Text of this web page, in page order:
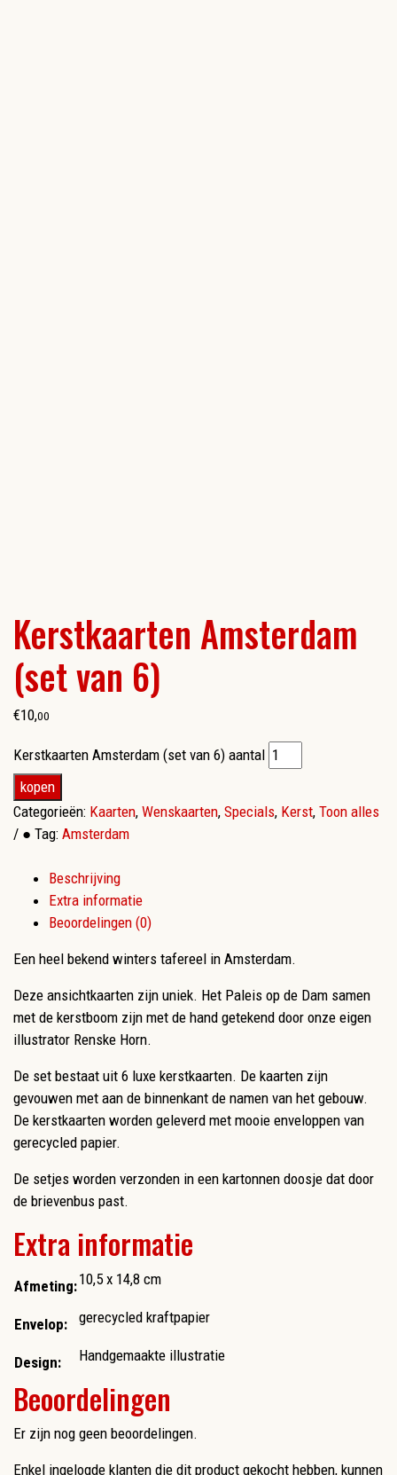
Kerstkaarten Amsterdam
(set van 6)
€10,00
Kerstkaarten Amsterdam (set van 6) aantal
kopen
Categorieën: Kaarten, Wenskaarten, Specials, Kerst, Toon alles
● Tag: Amsterdam
Beschrijving
Extra informatie
Beoordelingen (0)
Een heel bekend winters tafereel in Amsterdam.
Deze ansichtkaarten zijn uniek. Het Paleis op de Dam samen
met de kerstboom zijn met de hand getekend door onze eigen
illustrator Renske Horn.
De set bestaat uit 6 luxe kerstkaarten. De kaarten zijn
gevouwen met aan de binnenkant de namen van het gebouw.
De kerstkaarten worden geleverd met mooie enveloppen van
gerecycled papier.
De setjes worden verzonden in een kartonnen doosje dat door
de brievenbus past.
Extra informatie
Afmeting:10,5 x 14,8 cm
Envelop: gerecycled kraftpapier
Design: Handgemaakte illustratie
Beoordelingen
Er zijn nog geen beoordelingen.
Enkel ingelogde klanten die dit product gekocht hebben, kunnen